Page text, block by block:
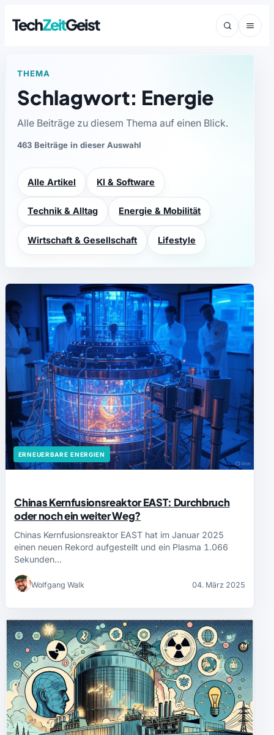
TechZeitGeist
THEMA
Schlagwort: Energie
Alle Beiträge zu diesem Thema auf einen Blick.
463 Beiträge in dieser Auswahl
Alle Artikel KI & Software
Technik & Alltag Energie & Mobilität
Wirtschaft & Gesellschaft Lifestyle
ERNEUERBARE ENERGIEN
Chinas Kernfusionsreaktor EAST: Durchbruch
oder noch ein weiter Weg?
Chinas Kernfusionsreaktor EAST hat im Januar 2025
einen neuen Rekord aufgestellt und ein Plasma 1.066
Sekunden…
Wolfgang Walk 04. März 2025